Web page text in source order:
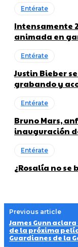
Entérate
Intensamente
animada en
Entérate
Justin Bieber
grabando y
Entérate
Bruno Mars,
inauguración
Entérate
¿Rosalía no se
Previous article
James Gunn
de la próxima
Guardianes de la